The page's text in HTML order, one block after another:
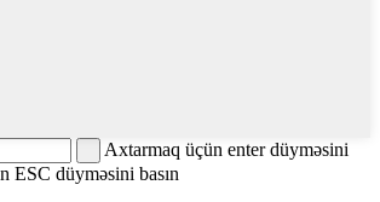
Axtarmaq üçün enter düyməsini
ESC düyməsini basın